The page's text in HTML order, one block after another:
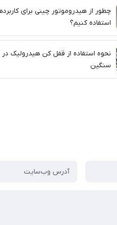
چطور از هیدروموتور چینی برای
استفاده کنیم؟
نحوه استفاده از قفل کن هیدرولیک
سنگین